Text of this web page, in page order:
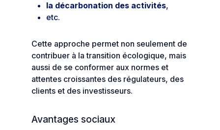
la décarbonation des activités,
etc.
Cette approche permet non seulement de
contribuer à la transition écologique, mais
aussi de se conformer aux normes et
attentes croissantes des régulateurs, des
clients et des investisseurs.
Avantages sociaux